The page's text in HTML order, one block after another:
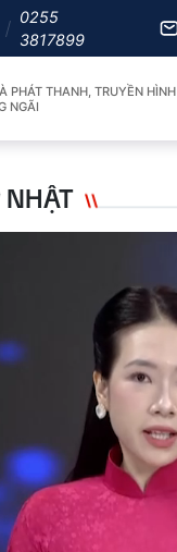
0255
3817899
PHÁT THANH, TRUYỀN HÌNH
NGÃI
NHẬT